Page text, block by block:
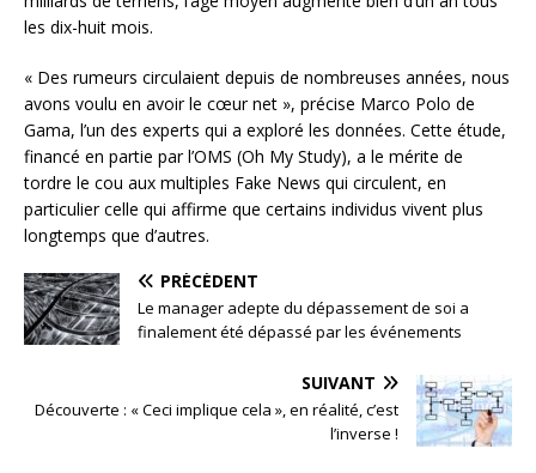
les dix-huit mois.
« Des rumeurs circulaient depuis de nombreuses années, nous
avons voulu en avoir le cœur net », précise Marco Polo de
Gama, l’un des experts qui a exploré les données. Cette étude,
financé en partie par l’OMS (Oh My Study), a le mérite de
tordre le cou aux multiples Fake News qui circulent, en
particulier celle qui affirme que certains individus vivent plus
longtemps que d’autres.
PRÉCÉDENT
Le manager adepte du dépassement de soi a
finalement été dépassé par les événements
SUIVANT
Découverte : « Ceci implique cela », en réalité, c’est
l’inverse !